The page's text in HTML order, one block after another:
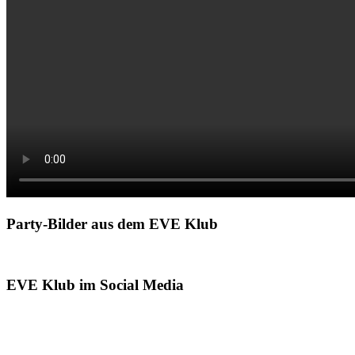
Party-Bilder aus dem EVE Klub
EVE Klub im Social Media